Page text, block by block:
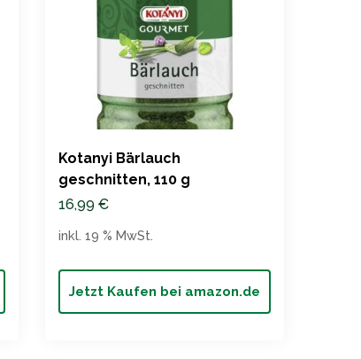
Kotanyi Bärlauch
geschnitten, 110 g
16,99 €
Jetzt Kaufen bei amazon.de
inkl. 19 % MwSt.